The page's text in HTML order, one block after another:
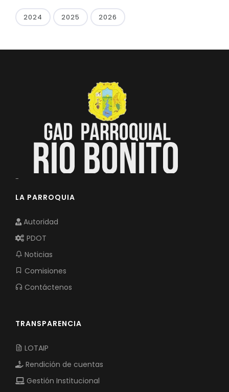
2024 2025 2026
-
LA PARROQUIA
Autoridad
PDOT
Noticias
Comisiones
Contáctenos
TRANSPARENCIA
LOTAIP
Rendición de cuentas
Gestión Institucional